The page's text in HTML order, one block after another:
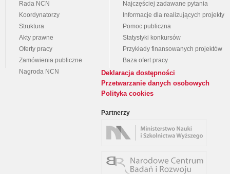
Rada NCN
Koordynatorzy
Struktura
Akty prawne
Oferty pracy
Zamówienia publiczne
Nagroda NCN
Najczęściej zadawane pytania
Informacje dla realizujących projekty
Pomoc publiczna
Statystyki konkursów
Przykłady finansowanych projektów
Baza ofert pracy
Deklaracja dostępności
Przetwarzanie danych osobowych
Polityka cookies
Partnerzy